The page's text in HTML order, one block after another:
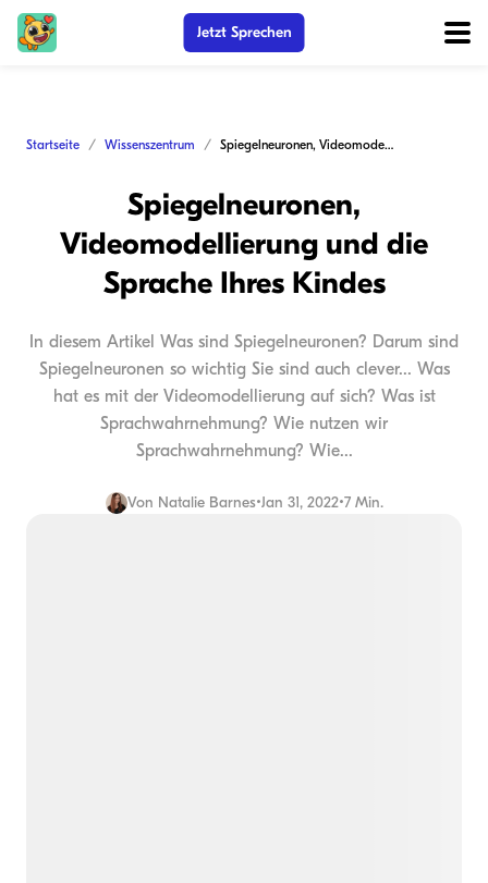
Jetzt Sprechen
Startseite Wissenszentrum Spiegelneuronen, Videomodellierung und die Sprache Ihres Kindes
Spiegelneuronen,
Videomodellierung und die
Sprache Ihres Kindes
In diesem Artikel Was sind Spiegelneuronen? Darum sind
Spiegelneuronen so wichtig Sie sind auch clever... Was
hat es mit der Videomodellierung auf sich? Was ist
Sprachwahrnehmung? Wie nutzen wir
Sprachwahrnehmung? Wie...
Von Natalie Barnes•Jan 31, 2022•7 Min.